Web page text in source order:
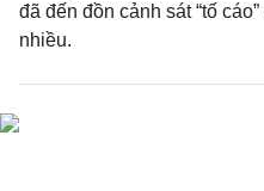
đã đến đồn cảnh sát “tố
nhiều.